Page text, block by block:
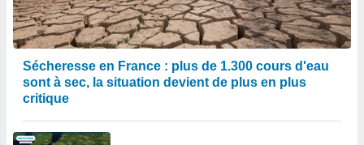
Sécheresse en France : plus de 1.300 cours d'eau
sont à sec, la situation devient de plus en plus
critique